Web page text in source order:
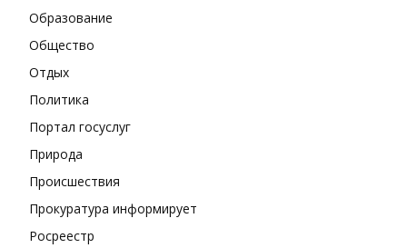
Образование
Общество
Отдых
Политика
Портал госуслуг
Природа
Происшествия
Прокуратура информирует
Росреестр